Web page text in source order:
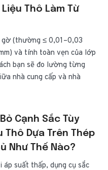
Thô Làm Từ
gờ (thường ≤ 0,01–0,03
và tính toàn vẹn của lớp
bạn sẽ đo lường từng
nhà cung cấp và nhà
Cạnh Sắc Tùy
Thô Dựa Trên Thép
Như Thế Nào?
áp suất thấp, dụng cụ sắc